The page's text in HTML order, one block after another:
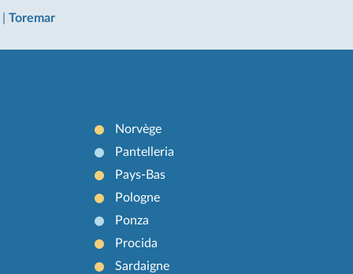
Toremar
Norvège
Pantelleria
Pays-Bas
Pologne
Ponza
Procida
Sardaigne